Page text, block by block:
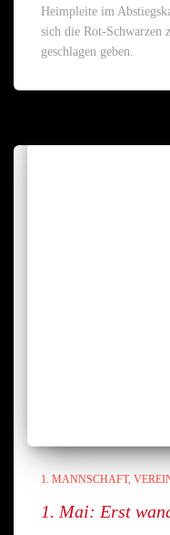
Heimpleite im
sich die Rot-Schwarzen
geschlagen geben.
1. MANNSCHAFT
1. Mai: Erst